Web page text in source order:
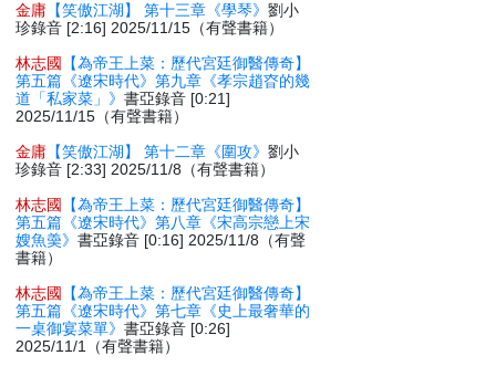
金庸 【笑傲江湖】 第十三章《學琴》劉小
珍錄音 [2:16] 2025/11/15（有聲書籍）
林志國
【為帝王上菜：歷代宮廷御醫傳奇】
第五篇《遼宋時代》第九章《孝宗趙昚的幾
道「私家菜」》書亞錄音 [0:21]
2025/11/15（有聲書籍）
金庸 【笑傲江湖】 第十二章《圍攻》劉小
珍錄音 [2:33] 2025/11/8（有聲書籍）
林志國
【為帝王上菜：歷代宮廷御醫傳奇】
第五篇《遼宋時代》第八章《宋高宗戀上宋
嫂魚羮》書亞錄音 [0:16] 2025/11/8（有聲
書籍）
林志國
【為帝王上菜：歷代宮廷御醫傳奇】
第五篇《遼宋時代》第七章《史上最奢華的
一桌御宴菜單》書亞錄音 [0:26]
2025/11/1（有聲書籍）